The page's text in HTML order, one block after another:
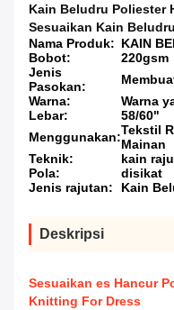
Kain Beludru Poliester
Sesuaikan Kain
Nama Produk: KAIN
Bobot:
220gsm
Jenis
Pasokan:
Warna:
Warna
Lebar:
58/60"
Menggunakan:Tekstil
Mainan
Teknik:
kain
Pola:
disikat
Jenis rajutan:
Kain
Deskripsi
Sesuaikan es Hancur
Knitting For Dress